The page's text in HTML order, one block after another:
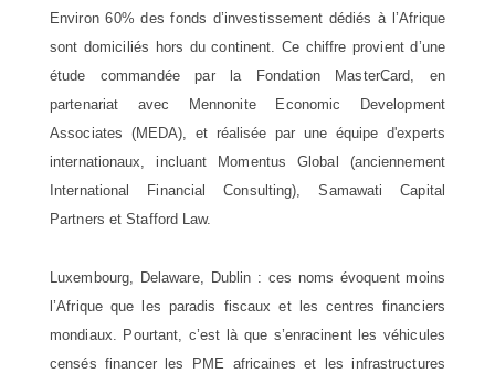
Environ 60% des fonds d’investissement dédiés à l’Afrique
sont domiciliés hors du continent. Ce chiffre provient d’une
étude commandée par la Fondation MasterCard, en
partenariat avec Mennonite Economic Development
Associates (MEDA), et réalisée par une équipe d'experts
internationaux, incluant Momentus Global (anciennement
International Financial Consulting), Samawati Capital
Partners et Stafford Law.
Luxembourg, Delaware, Dublin : ces noms évoquent moins
l’Afrique que les paradis fiscaux et les centres financiers
mondiaux. Pourtant, c’est là que s’enracinent les véhicules
censés financer les PME africaines et les infrastructures